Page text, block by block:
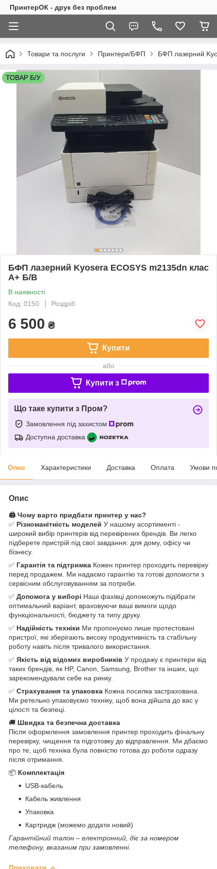
ПринтерОК - друк без проблем
Товари та послуги Принтери/БФП БФП лазерний
ТОВАР Б/У
БФП лазерний Kyosera ECOSYS m2135dn клас
A+ Б/В
В наявності
Код: 0150
Роздріб
6 500 ₴
Купити
або
Купити з
Що таке купити з Пром?
Замовлення під захистом
Доступна доставка
Опис Характеристики Доставка Оплата Умови
Опис
🖨️ Чому варто придбати принтер у нас?
✅ Різноманітність моделей У нашому асортименті -
широкий вибір принтерів від перевірених брендів. Ви легко
підберете пристрій під свої завдання: для дому, офісу чи
бізнесу.
✅ Гарантія та підтримка Кожен принтер проходить перевірку
перед продажем. Ми надаємо гарантію та готові допомогти з
сервісним обслуговуванням за потреби.
✅ Допомога у виборі Наші фахівці допоможуть підібрати
оптимальний варіант, враховуючи ваші вимоги щодо
функціональності, бюджету та типу друку.
✅ Надійність техніки Ми пропонуємо лише протестовані
пристрої, які зберігають високу продуктивність та стабільну
роботу навіть після тривалого використання.
✅ Якість від відомих виробників У продажу є принтери від
таких брендів, як HP, Canon, Samsung, Brother та інших, що
зарекомендували себе на ринку.
✅ Страхування та упаковка Кожна посилка застрахована.
Ми ретельно упаковуємо техніку, щоб вона дійшла до вас у
цілості та безпеці.
🚚 Швидка та безпечна доставка
Після оформлення замовлення принтер проходить фінальну
перевірку, чищення та підготовку до відправлення. Ми дбаємо
про те, щоб техніка була повністю готова до роботи одразу
після отримання.
📦 Комплектація
USB-кабель
Кабель живлення
Упаковка
Картридж (можемо додати новий)
Гарантійний талон – електронний, діє за номером
телефону, вказаним при замовленні.
Приховати